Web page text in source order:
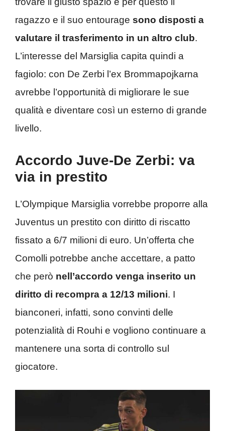
ragazzo e il suo entourage sono disposti a
valutare il trasferimento in un altro club.
L’interesse del Marsiglia capita quindi a
fagiolo: con De Zerbi l’ex Brommapojkarna
avrebbe l’opportunità di migliorare le sue
qualità e diventare così un esterno di grande
livello.
Accordo Juve-De Zerbi: va
via in prestito
L’Olympique Marsiglia vorrebbe proporre alla
Juventus un prestito con diritto di riscatto
fissato a 6/7 milioni di euro. Un’offerta che
Comolli potrebbe anche accettare, a patto
che però nell’accordo venga inserito un
diritto di recompra a 12/13 milioni. I
bianconeri, infatti, sono convinti delle
potenzialità di Rouhi e vogliono continuare a
mantenere una sorta di controllo sul
giocatore.